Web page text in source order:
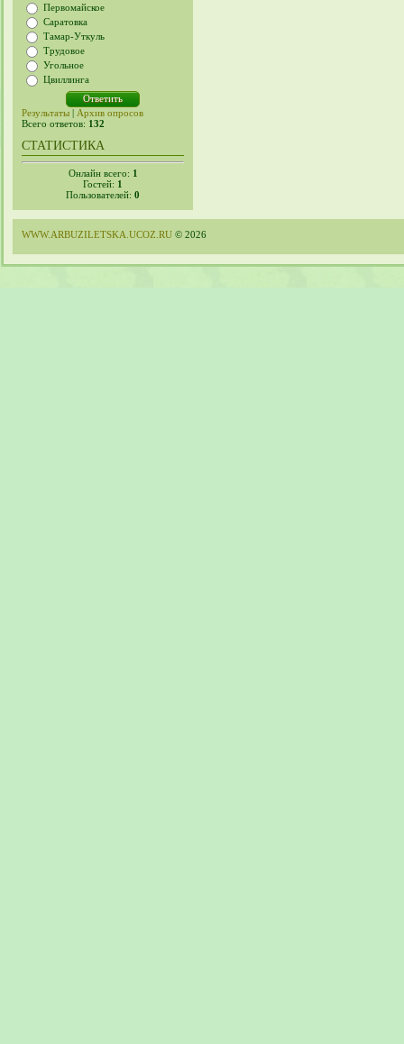
Первомайское
Саратовка
Тамар-Уткуль
Трудовое
Угольное
Цвиллинга
Результаты | Архив опросов
Всего ответов: 132
СТАТИСТИКА
Онлайн всего: 1
Гостей: 1
Пользователей: 0
WWW.ARBUZILETSKA.UCOZ.RU © 2026